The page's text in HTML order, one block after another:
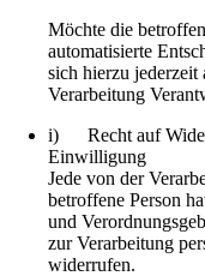
Möchte die
automatisierte
sich hierzu jederzeit
Verarbeitung
i) Recht auf
Einwilligung
Jede von der
betroffene Person
und
zur Verarbeitung
widerrufen.